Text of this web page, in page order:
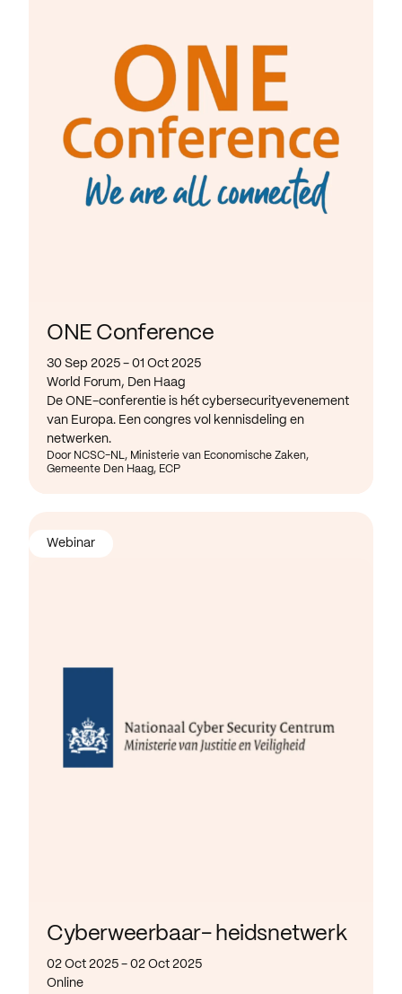
ONE Conference
30 Sep 2025 - 01 Oct 2025
World Forum, Den Haag
De ONE-conferentie is hét cybersecurityevenement
van Europa. Een congres vol kennisdeling en
netwerken.
Door NCSC-NL, Ministerie van Economische Zaken,
Gemeente Den Haag, ECP
Cyberweerbaar- heidsnetwerk
02 Oct 2025 - 02 Oct 2025
Online
Webinar